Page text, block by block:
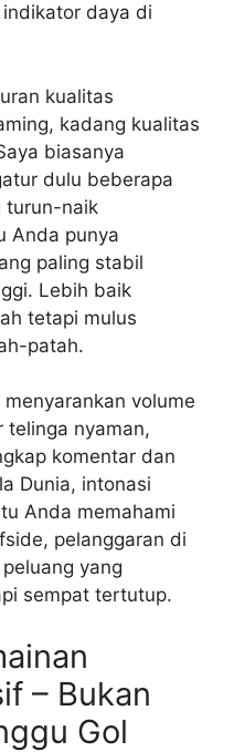
daya di
kualitas
kadang kualitas
biasanya
dulu beberapa
turun-naik
Anda punya
paling stabil
Lebih baik
tetapi mulus
patah.
volume
telinga nyaman,
komentar dan
Dunia, intonasi
Anda memahami
pelanggaran di
yang
sempat tertutup.
– Bukan
Gol